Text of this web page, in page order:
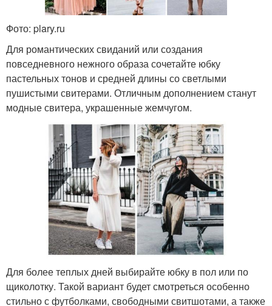
Фото: plary.ru
Для романтических свиданий или создания
повседневного нежного образа сочетайте юбку
пастельных тонов и средней длины со светлыми
пушистыми свитерами. Отличным дополнением станут
модные свитера, украшенные жемчугом.
Для более теплых дней выбирайте юбку в пол или по
щиколотку. Такой вариант будет смотреться особенно
стильно с футболками, свободными свитшотами, а также